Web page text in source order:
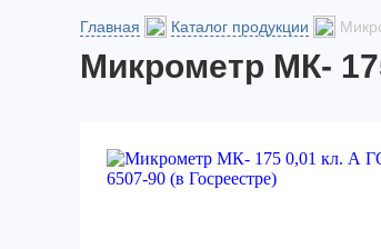
Главная Каталог продукции
Микрометр МК-